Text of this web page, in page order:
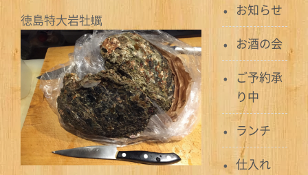
徳島特大岩牡蠣
お知らせ
お酒の会
ご予約承
り中
ランチ
仕入れ